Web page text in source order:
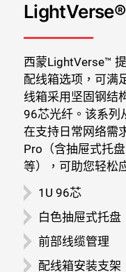
西蒙LightVerse™
配线箱选项，可满
线箱采用坚固钢结
96芯光纤。该系列
在支持日常网络需
Pro（含抽屉式托
等），可助您轻松
1U 96芯
白色抽屉式托盘
前部线缆管理
配线箱安装支架